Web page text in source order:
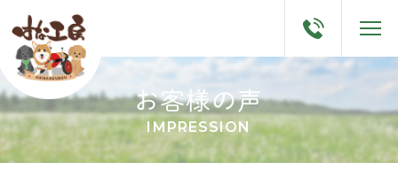
お客様の声
IMPRESSION